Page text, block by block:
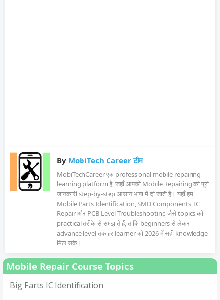
By MobiTech Career टीम
MobiTechCareer एक professional mobile repairing
learning platform है, जहाँ आपको Mobile Repairing की पूरी
जानकारी step-by-step आसान भाषा में दी जाती है। यहाँ हम
Mobile Parts Identification, SMD Components, IC
Repair और PCB Level Troubleshooting जैसे topics को
practical तरीके से समझाते हैं, ताकि beginners से लेकर
advance level तक हर learner को 2026 में सही knowledge
मिल सके।
Mobile Repair Course Topics
Big Parts IC Identification